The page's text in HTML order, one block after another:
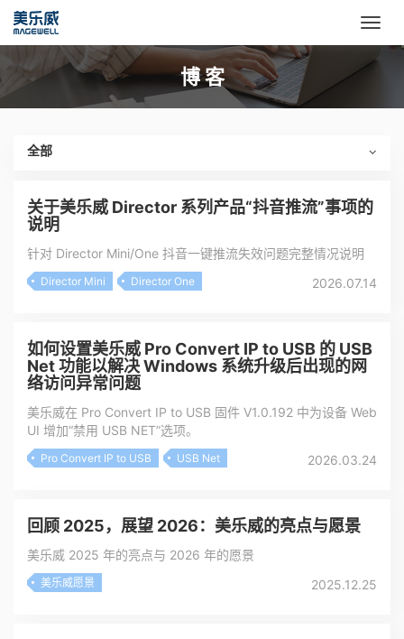
博 客
全部
关于美乐威 Director 系列产品“抖音推流”事项的
说明
针对 Director Mini/One 抖音一键推流失效问题完整情况说明
Director Mini Director One 2026.07.14
如何设置美乐威 Pro Convert IP to USB 的 USB
Net 功能以解决 Windows 系统升级后出现的网
络访问异常问题
美乐威在 Pro Convert IP to USB 固件 V1.0.192 中为设备 Web
UI 增加“禁用 USB NET”选项。
Pro Convert IP to USB USB Net 2026.03.24
回顾 2025，展望 2026：美乐威的亮点与愿景
美乐威 2025 年的亮点与 2026 年的愿景
美乐威愿景 2025.12.25